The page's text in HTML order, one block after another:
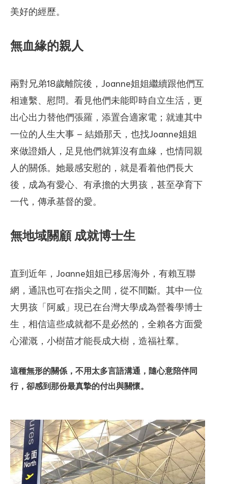
美好的經歷。
無血緣的親人
兩對兄弟18歲離院後，Joanne姐姐繼續跟他們互
相連繫、慰問。看見他們未能即時自立生活，更
出心出力替他們張羅，添置合適家電；就連其中
一位的人生大事 – 結婚那天，也找Joanne姐姐
來做證婚人，足見他們就算沒有血緣，也情同親
人的關係。她最感安慰的，就是看着他們長大
後，成為有愛心、有承擔的大男孩，甚至孕育下
一代，傳承基督的愛。
無地域關顧 成就博士生
直到近年，Joanne姐姐已移居海外，有賴互聯
網，通訊也可在指尖之間，從不間斷。其中一位
大男孩「阿威」現已在台灣大學成為營養學博士
生，相信這些成就都不是必然的，全賴各方面愛
心灌溉，小樹苗才能長成大樹，造福社羣。
這種無形的關係，不用太多言語溝通，隨心意陪伴同
行，卻感到那份最真摯的付出與關懷。